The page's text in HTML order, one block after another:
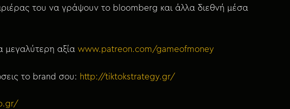
του να γράψουν το bloomberg και άλλα διεθνή μέσα
μεγαλύτερη αξίαwww.patreon.com/gameofmoney
το brand σου: http://tiktokstrategy.gr/